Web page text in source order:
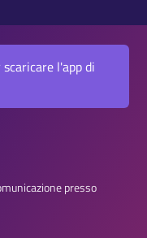
l'app di
presso